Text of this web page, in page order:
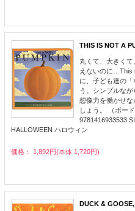
THIS IS NOT A
丸くて、大きく
えないのに…This
に、子ども達の
う。シンプルな
想像力を働かせな
しょう。 （ボー
9781416933533
HALLOWEEN ハロウィン
価格： 1,892円(本体 1,720円)
DUCK &